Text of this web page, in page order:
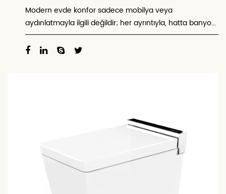
Modern evde konfor sadece mobilya veya
aydınlatmayla ilgili değildir; her ayrıntıyla, hatta banyo...